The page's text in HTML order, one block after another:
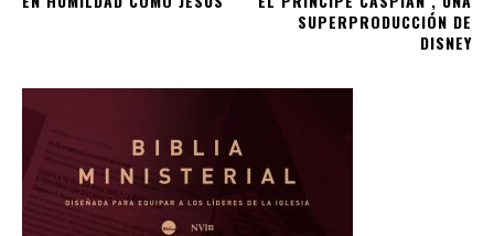
SUPERPRODUCCIÓN DE
DISNEY